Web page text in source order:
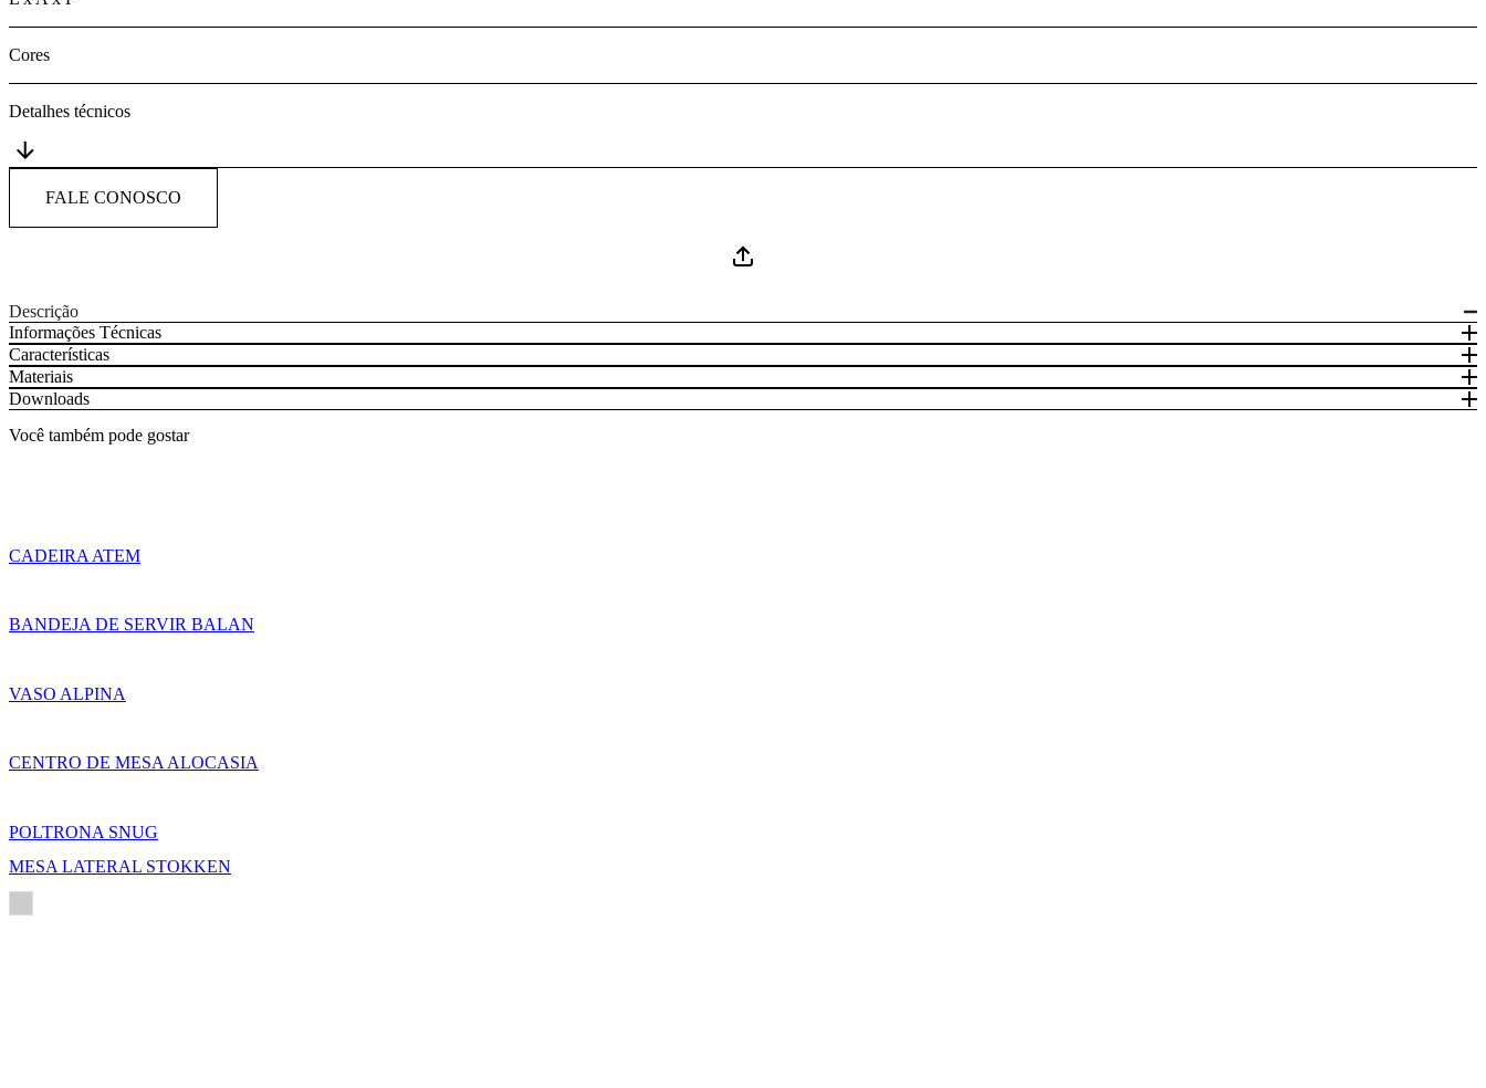
Cores
Detalhes técnicos
FALE CONOSCO
Descrição
Informações Técnicas
Características
Materiais
Downloads
Você também pode gostar
CADEIRA ATEM
BANDEJA DE SERVIR BALAN
VASO ALPINA
CENTRO DE MESA ALOCASIA
POLTRONA SNUG
MESA LATERAL STOKKEN